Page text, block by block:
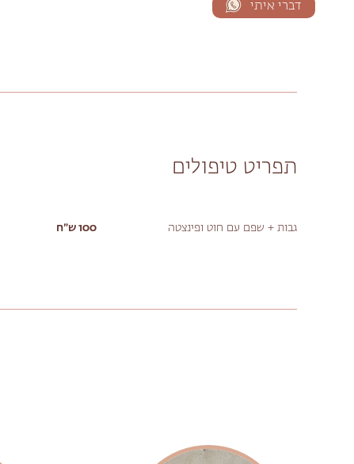
דברי איתי
תפריט טיפולים
גבות + שפם עם חוט ופינצטה 100 ש״ח